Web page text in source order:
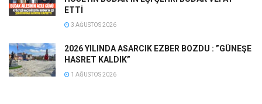
ETTİ
3 AĞUSTOS 2026
2026 YILINDA ASARCIK EZBER BOZDU : ”GÜNEŞE
HASRET KALDIK”
1 AĞUSTOS 2026